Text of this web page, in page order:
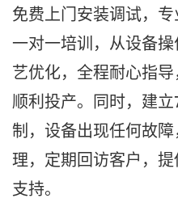
免费上门安装调试，
一对一培训，从设备
艺优化，全程耐心指导
顺利投产。同时，建
制，设备出现任何故
理，定期回访客户，
支持。